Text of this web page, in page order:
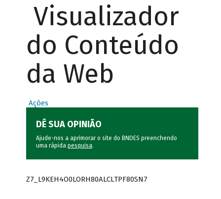
Visualizador
do Conteúdo
da Web
Ações
DÊ SUA OPINIÃO
Ajude-nos a aprimorar o site do BNDES preenchendo
uma rápida pesquisa.
Z7_L9KEH4O0LORH80ALCLTPF80SN7